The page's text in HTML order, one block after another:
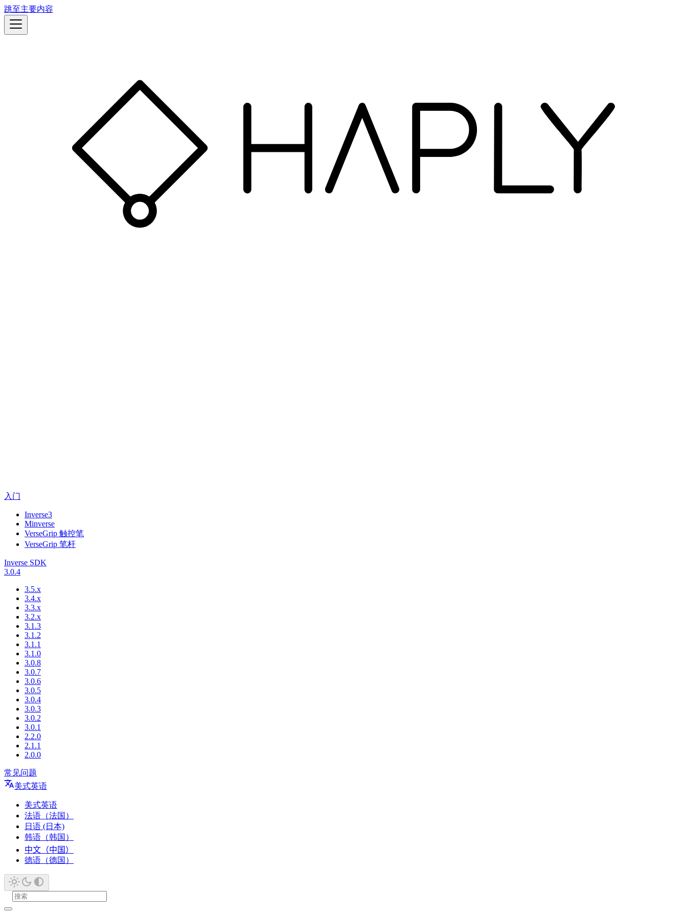
跳至主要内容
入门
Inverse3
Minverse
VerseGrip 触控笔
VerseGrip 笔杆
Inverse SDK
3.0.4
3.5.x
3.4.x
3.3.x
3.2.x
3.1.3
3.1.2
3.1.1
3.1.0
3.0.8
3.0.7
3.0.6
3.0.5
3.0.4
3.0.3
3.0.2
3.0.1
2.2.0
2.1.1
2.0.0
常见问题
美式英语
美式英语
法语（法国）
日语 (日本)
韩语（韩国）
中文（中国）
德语（德国）